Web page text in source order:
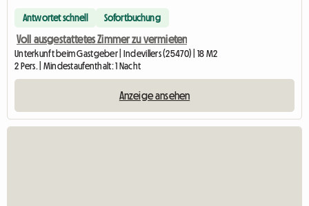
Antwortet schnell Sofortbuchung
Voll ausgestattetes Zimmer zu vermieten
Unterkunft beim Gastgeber | Indevillers (25470) | 18 M2
2 Pers. | Mindestaufenthalt: 1 Nacht
Anzeige ansehen